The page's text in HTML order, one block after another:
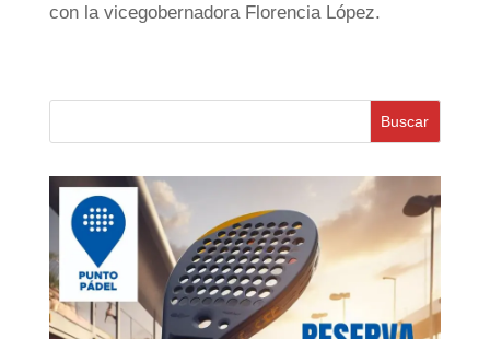
con la vicegobernadora Florencia López.
Buscar